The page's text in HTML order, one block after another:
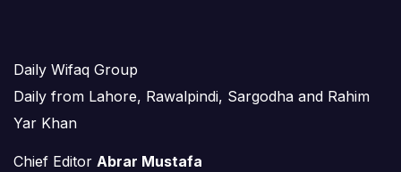
Daily Wifaq Group
Daily from Lahore, Rawalpindi, Sargodha and Rahim
Yar Khan
Chief Editor Abrar Mustafa